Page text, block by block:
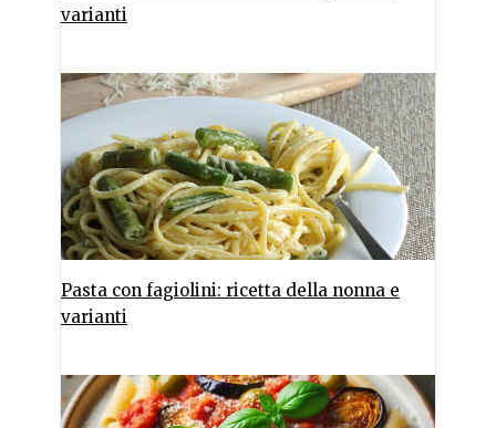
varianti
Pasta con fagiolini: ricetta della nonna e
varianti